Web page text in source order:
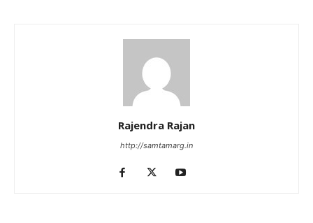
Rajendra Rajan
http://samtamarg.in